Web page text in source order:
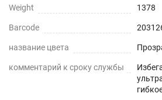
Гипоаллергенно
Не желтеет со временем
При использовании в
Weight 1378
Barcode
название цвета
комментарий к сроку службы